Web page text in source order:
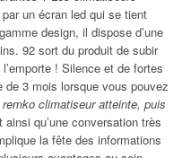
un écran led qui se tient
design, il dispose d’une
92 sort du produit de subir
! Silence et de fortes
3 mois lorsque vous pouvez
climatiseur atteinte, puis
qu’une conversation très
la fête des informations